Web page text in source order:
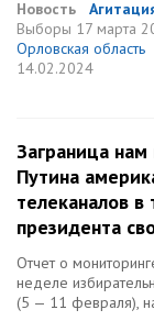
Новость
Выборы 17 марта
Орловская область
14.02.2024
Заграница
Путина
телеканалов
президента
Отчет о
неделе
(5 — 11 февраля),